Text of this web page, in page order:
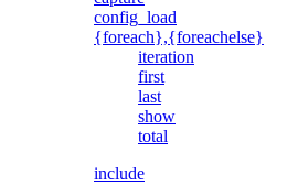
config_load
{foreach},{foreachelse}
iteration
first
last
show
total
include